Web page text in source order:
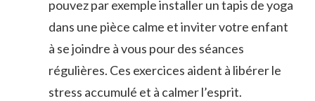
pouvez ⁢par exemple installer un tapis de yoga
dans une pièce calme et inviter votre enfant
à se joindre à‌ vous pour‍ des ‍séances
régulières. Ces exercices aident à libérer le
stress⁢ accumulé et à calmer l’esprit.